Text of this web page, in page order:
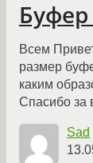
Всем
размер
каким
Спасибо за
Sad